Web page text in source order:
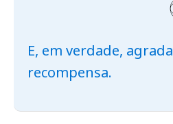
E, em verdade,
recompensa.